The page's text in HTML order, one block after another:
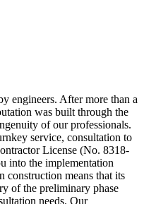
engineers. After more than a
was built through the
of our professionals.
service, consultation to
License (No. 8318-
into the implementation
construction means that its
of the preliminary phase
needs. Our